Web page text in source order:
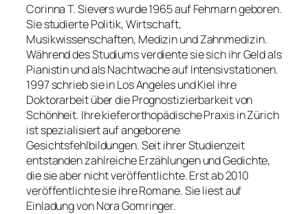
Corinna T. Sievers wurde 1965 auf Fehmarn geboren.
Sie studierte Politik, Wirtschaft,
Musikwissenschaften, Medizin und Zahnmedizin.
Während des Studiums verdiente sie sich ihr Geld als
Pianistin und als Nachtwache auf Intensivstationen.
1997 schrieb sie in Los Angeles und Kiel ihre
Doktorarbeit über die Prognostizierbarkeit von
Schönheit. Ihre kieferorthopädische Praxis in Zürich
ist spezialisiert auf angeborene
Gesichtsfehlbildungen. Seit ihrer Studienzeit
entstanden zahlreiche Erzählungen und Gedichte,
die sie aber nicht veröffentlichte. Erst ab 2010
veröffentlichte sie ihre Romane. Sie liest auf
Einladung von Nora Gomringer.